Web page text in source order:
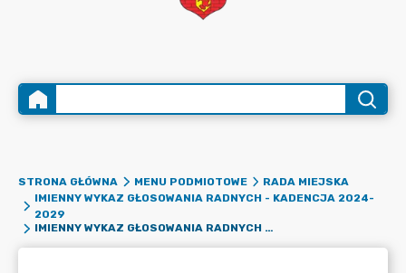
STRONA GŁÓWNA MENU PODMIOTOWE
RADA MIEJSKA
IMIENNY WYKAZ GŁOSOWANIA RADNYCH - KADENCJA 2024-
2029
IMIENNY WYKAZ GŁOSOWANIA RADNYCH NA III SESJI RADY MIEJSKIEJ W DNIU 21.05.2024 R.